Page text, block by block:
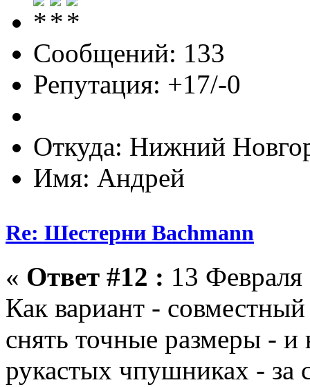
Сообщений: 133
Репутация: +17/-0
Откуда: Нижний
Имя: Андрей
Re: Шестерни Bachmann
« Ответ #12 : 13
Как вариант - совместный
снять точные размеры -
рукастых чпушниках - за